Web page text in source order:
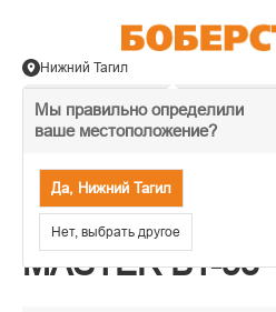
Мы правильно определили
ваше местоположение?
Да, Нижний Тагил
Нет, выбрать другое
Нижний Тагил
Триммер
MASTER БT-58